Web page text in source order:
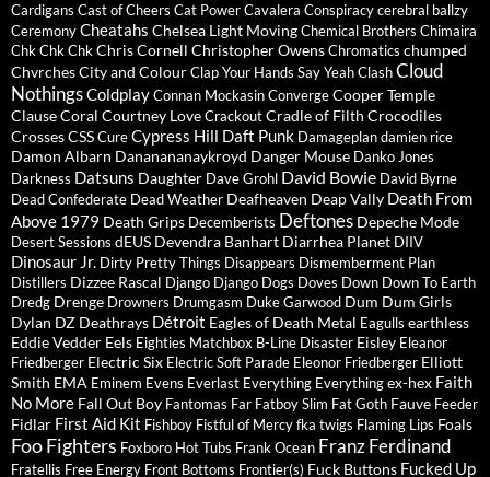
Cardigans Cast of Cheers Cat PowerCavalera Conspiracycerebral ballzy
CeremonyCheatahs Chelsea Light MovingChemical Brothers Chimaira
Chk Chk ChkChris Cornell Christopher OwensChromatics chumped
ChvrchesCity and ColourClap Your Hands Say YeahClashCloud
NothingsColdplayConnan MockasinConvergeCooper Temple
ClauseCoral Courtney LoveCrackoutCradle of Filth Crocodiles
CrossesCSSCureCypress Hill Daft Punk Damageplandamien rice
Damon Albarn Dananananaykroyd Danger Mouse Danko Jones
Darkness Datsuns Daughter Dave Grohl David Bowie David Byrne
Dead Confederate Dead Weather Deafheaven Deap Vally Death From
Above 1979 Death Grips Decemberists Deftones Depeche Mode
Desert Sessions dEUS Devendra Banhart Diarrhea Planet DIIV
Dinosaur Jr. Dirty Pretty Things Disappears Dismemberment Plan
Distillers Dizzee Rascal Django Django Dogs Doves Down Down To Earth
Dredg Drenge Drowners Drumgasm Duke Garwood Dum Dum Girls
Dylan DZ Deathrays Détroit Eagles of Death Metal Eagulls earthless
Eddie Vedder Eels Eighties Matchbox B-Line Disaster Eisley Eleanor
Friedberger Electric Six Electric Soft Parade Eleonor Friedberger Elliott
Smith EMA Eminem Evens Everlast Everything Everythingex-hex Faith
No More Fall Out Boy Fantomas Far Fatboy Slim Fat Goth Fauve Feeder
Fidlar First Aid Kit Fishboy Fistful of Mercyfka twigs Flaming Lips Foals
Foo Fighters Foxboro Hot Tubs Frank Ocean Franz Ferdinand
Fratellis Free Energy Front Bottoms Frontier(s) Fuck Buttons Fucked Up